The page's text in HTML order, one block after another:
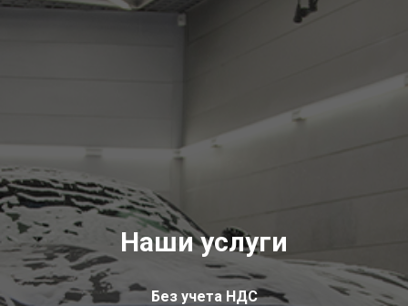
Наши услуги
Без учета НДС